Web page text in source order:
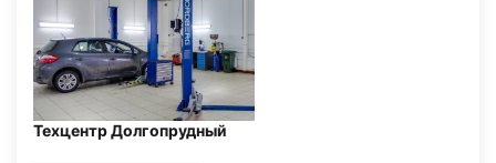
Техцентр Долгопрудный